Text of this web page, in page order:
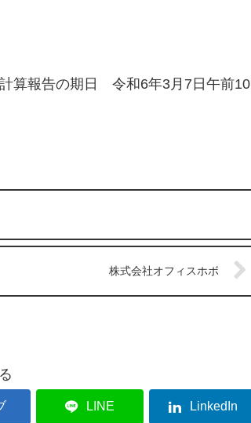
算報告の期日 令和6年3月7日午前10
株式会社オフィスホボ
LINE LinkedIn